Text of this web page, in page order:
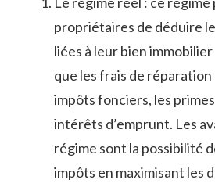
propriétaires⁤ de déduire
liées à leur⁣ bien
que les frais​ de
⁤impôts fonciers, les
intérêts d’emprunt. Les‍
régime sont la possibilité
impôts en maximisant les